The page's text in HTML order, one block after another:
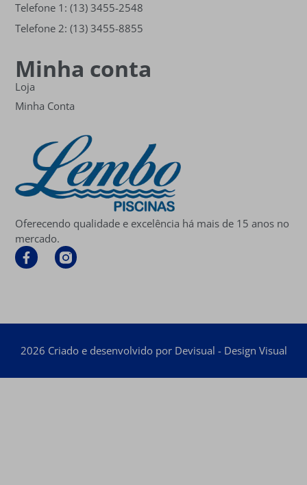
Oferecendo qualidade e excelência há mais de 15 anos no
mercado.
Minha conta
Loja
Minha Conta
Telefone 1: (13) 3455-2548
Telefone 2: (13) 3455-8855
2026 Criado e desenvolvido por Devisual - Design Visual